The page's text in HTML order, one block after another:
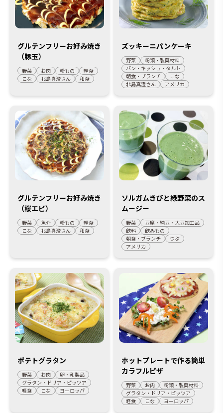
グルテンフリーお好み焼き
（豚玉）
野菜 お肉 粉もの
軽食
こな
北島真澄さん 和食
ズッキーニパンケーキ
野菜
粉類・製菓材料
パン・キッシュ・タルト
朝食・ブランチ
こな
北島真澄さん
アメリカ
グルテンフリーお好み焼き
（桜エビ）
野菜 魚介 粉もの
軽食
こな
北島真澄さん 和食
ソルガムきびと緑野菜のス
ムージー
野菜
豆腐・納豆・大豆加工品
飲料
飲みもの
朝食・ブランチ
つぶ
アメリカ
ポテトグラタン
野菜 お肉
卵・乳製品
グラタン・ドリア・ピッツア
軽食
こな ヨーロッパ
ホットプレートで作る簡単
カラフルピザ
野菜 お肉
粉類・製菓材料
グラタン・ドリア・ピッツア
軽食
こな ヨーロッパ